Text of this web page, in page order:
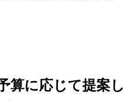
算に応じて提案し